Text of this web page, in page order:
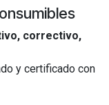
correctivo,
y certificado con